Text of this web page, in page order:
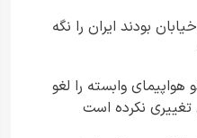
بودند ایران را نگه
هواپیمای وابسته را لغو
تغییری نکرده است